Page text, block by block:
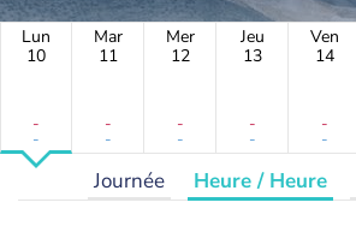
Lun
10
-
-
Mar
11
-
-
Mer
12
-
-
Jeu
13
-
-
Ven
14
-
-
Journée Heure / Heure